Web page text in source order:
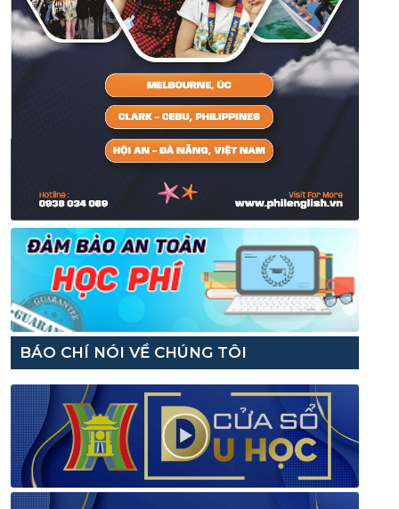
BÁO CHÍ NÓI VỀ CHÚNG TÔI